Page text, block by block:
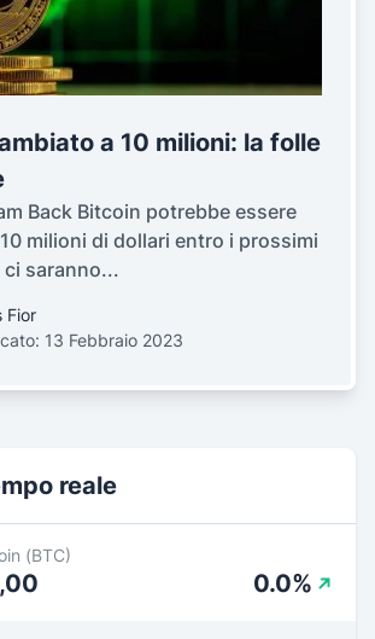
a 10 milioni: la folle
Back Bitcoin potrebbe essere
milioni di dollari entro i prossimi
saranno...
Fior
13 Febbraio 2023
reale
(BTC)
0.0%